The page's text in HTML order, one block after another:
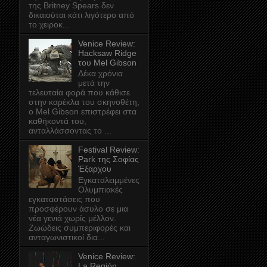
της Britney Spears δεν
δικαιούται κάτι λιγότερο από
το χειροκ...
Venice Review:
Hacksaw Ridge
του Mel Gibson
Δέκα χρόνια
μετά την
τελευταία φορά που κάθισε
στην καρέκλα του σκηνοθέτη,
ο Mel Gibson επιστρέφει στα
καθήκοντά του,
ανταλλάσσοντας το ...
Festival Review:
Park της Σοφίας
Έξαρχου
Εγκαταλειμμένες
Ολυμπιακές
εγκαταστάσεις που
προσφέρουν άσυλο σε μια
νέα γενιά χωρίς μέλλον.
Ζωώδεις συμπεριφορές και
ανταγωνιστικοί δια...
Venice Review: